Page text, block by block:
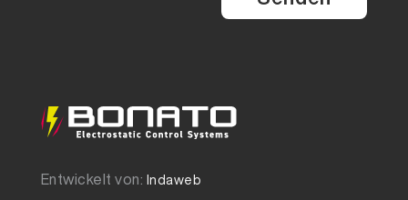
Entwickelt von: Indaweb